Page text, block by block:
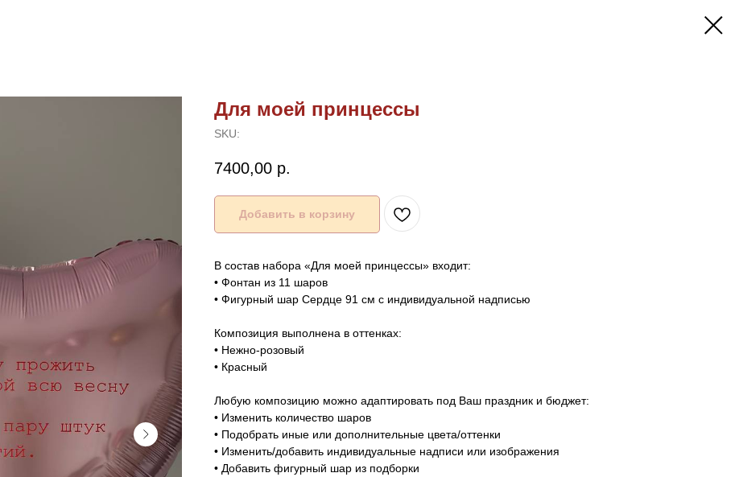
Для моей принцессы
SKU:
7400,00 р.
Добавить в корзину
В состав набора «Для моей принцессы» входит:
• Фонтан из 11 шаров
• Фигурный шар Сердце 91 см с индивидуальной надписью
Композиция выполнена в оттенках:
• Нежно-розовый
• Красный
Любую композицию можно адаптировать под Ваш праздник и бюджет:
• Изменить количество шаров
• Подобрать иные или дополнительные цвета/оттенки
• Изменить/добавить индивидуальные надписи или изображения
• Добавить фигурный шар из подборки